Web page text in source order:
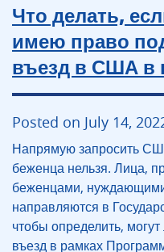
Что делать,
имею право
въезд в США в
Posted on July 14,
Напрямую запросить
беженца нельзя. Лица,
беженцами,
направляются в
чтобы определить,
въезд в рамках